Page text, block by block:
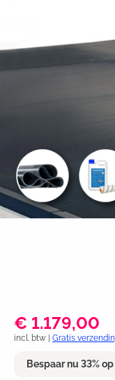
€ 1.179,00
incl. btw | Gratis
Bespaar nu 33%